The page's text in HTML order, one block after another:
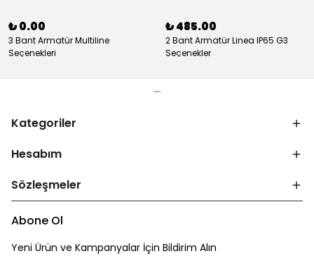
₺ 0.00
3 Bant Armatür Multiline
Seçenekleri
₺ 485.00
2 Bant Armatür Linea IP65 G3
Seçenekler
Kategoriler
Hesabım
Sözleşmeler
Abone Ol
Yeni Ürün ve Kampanyalar İçin Bildirim Alın